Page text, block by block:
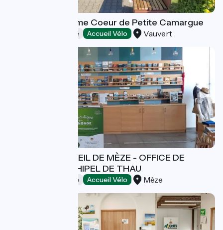
Office de Tourisme Coeur de Petite Camargue
Offices de Tourisme Accueil Vélo Vauvert
BUREAU D'ACCUEIL DE MÈZE - OFFICE DE
TOURISME ARCHIPEL DE THAU
Offices de Tourisme Accueil Vélo Mèze